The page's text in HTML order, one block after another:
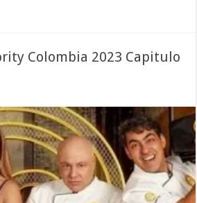
Colombia 2023 Capitulo